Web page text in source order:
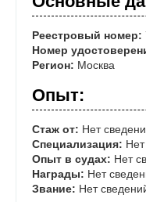
Реестровый номер:
Номер
Регион: Москва
Опыт:
Стаж от: Нет
Специализация:
Опыт в судах: Нет
Награды: Нет
Звание: Нет